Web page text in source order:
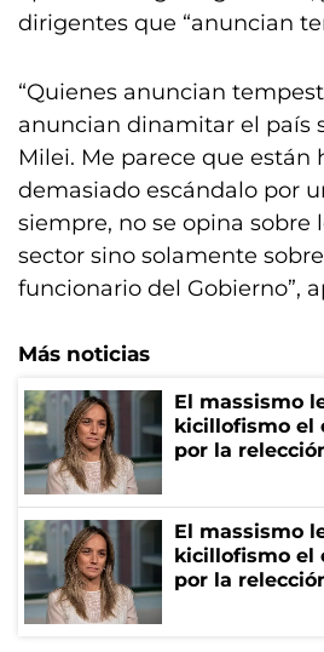
dirigentes que “anuncian
“Quienes anuncian
anuncian dinamitar el país
Milei. Me parece que están
demasiado escándalo por
siempre, no se opina sobre
sector sino solamente
funcionario del Gobierno”,
Más noticias
El massismo
kicillofismo el
por la
El massismo
kicillofismo el
por la